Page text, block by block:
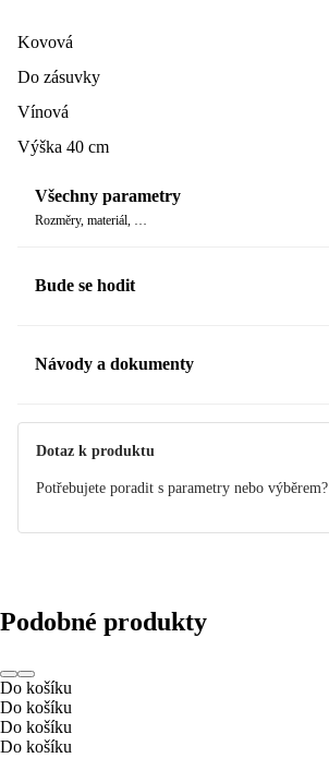
Kovová
Do zásuvky
Vínová
Výška 40 cm
Všechny parametry
Rozměry, materiál, …
Bude se hodit
Návody a dokumenty
Dotaz k produktu
Potřebujete poradit s parametry nebo výběrem?
Podobné produkty
Do košíku
Do košíku
Do košíku
Do košíku